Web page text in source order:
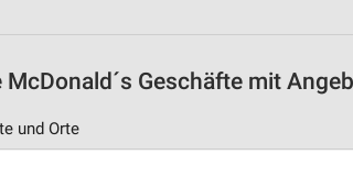
McDonald´s Geschäfte mit
und Orte